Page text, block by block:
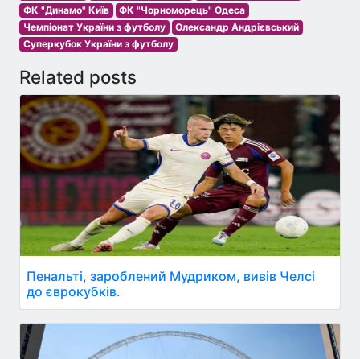
ФК "Динамо" Київ
ФК "Чорноморець" Одеса
Чемпіонат України з футболу
Олександр Андрієвський
Суперкубок України з футболу
Related posts
Пенальті, зароблений Мудриком, вивів Челсі
до єврокубків.